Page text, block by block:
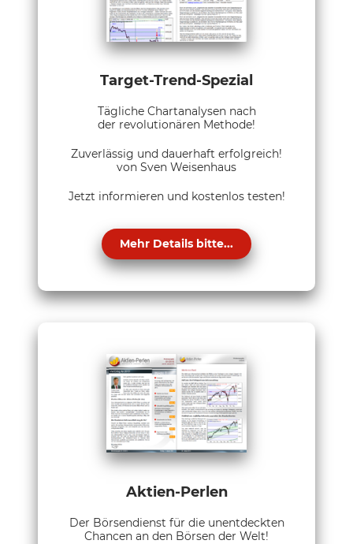
Target-Trend-Spezial
Tägliche Chartanalysen nach
der revolutionären Methode!
Zuverlässig und dauerhaft erfolgreich!
von Sven Weisenhaus
Jetzt informieren und kostenlos testen!
Mehr Details bitte...
Aktien-Perlen
Der Börsendienst für die unentdeckten
Chancen an den Börsen der Welt!